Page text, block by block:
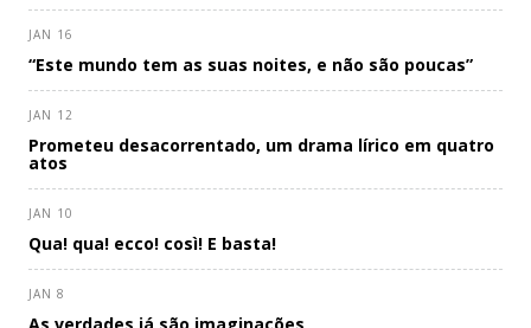
JAN 16
“Este mundo tem as suas noites, e não são poucas”
JAN 12
Prometeu desacorrentado, um drama lírico em quatro
atos
JAN 10
Qua! qua! ecco! così! E basta!
JAN 8